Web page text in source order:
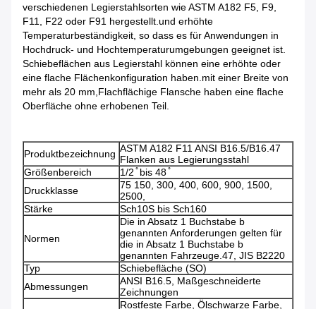
verschiedenen Legierstahlsorten wie ASTM A182 F5, F9,
F11, F22 oder F91 hergestellt.und erhöhte
Temperaturbeständigkeit, so dass es für Anwendungen in
Hochdruck- und Hochtemperaturumgebungen geeignet ist.
Schiebeflächen aus Legierstahl können eine erhöhte oder
eine flache Flächenkonfiguration haben.mit einer Breite von
mehr als 20 mm,Flachflächige Flansche haben eine flache
Oberfläche ohne erhobenen Teil.
Produktbezeichnung ASTM A182 F11 ANSI B16.5/B16.47
Flanken aus Legierungsstahl
Größenbereich
1/2 ̊ bis 48 ̊
Druckklasse
75 150, 300, 400, 600, 900, 1500,
2500,
Stärke
Sch10S bis Sch160
Normen
Die in Absatz 1 Buchstabe b
genannten Anforderungen gelten für
die in Absatz 1 Buchstabe b
genannten Fahrzeuge.47, JIS B2220
Typ
Schiebefläche (SO)
Abmessungen
ANSI B16.5, Maßgeschneiderte
Zeichnungen
Rostfeste Farbe, Ölschwarze Farbe,